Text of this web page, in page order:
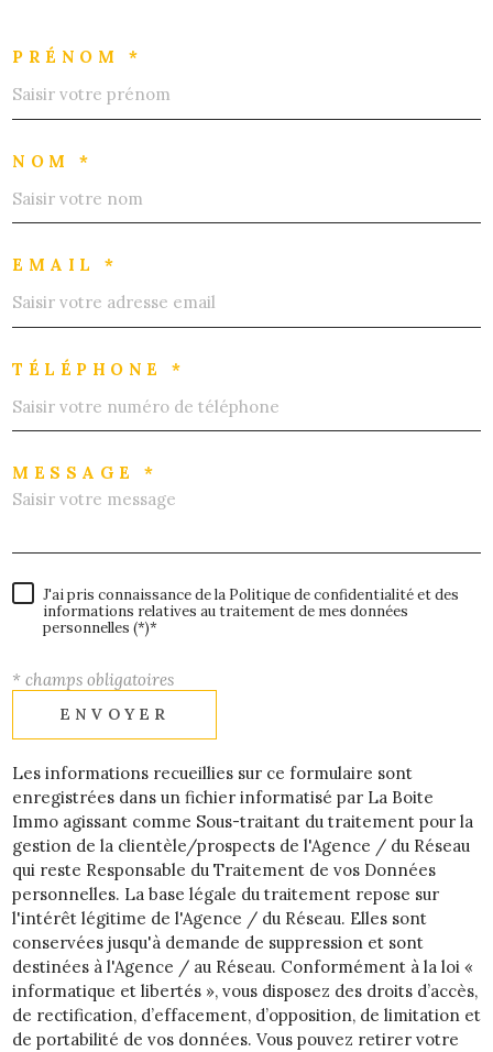
PRÉNOM *
NOM *
EMAIL *
TÉLÉPHONE *
MESSAGE *
J'ai pris connaissance de la Politique de confidentialité et des
informations relatives au traitement de mes données
personnelles (*)*
* champs obligatoires
ENVOYER
Les informations recueillies sur ce formulaire sont
enregistrées dans un fichier informatisé par La Boite
Immo agissant comme Sous-traitant du traitement pour la
gestion de la clientèle/prospects de l'Agence / du Réseau
qui reste Responsable du Traitement de vos Données
personnelles. La base légale du traitement repose sur
l'intérêt légitime de l'Agence / du Réseau. Elles sont
conservées jusqu'à demande de suppression et sont
destinées à l'Agence / au Réseau. Conformément à la loi «
informatique et libertés », vous disposez des droits d’accès,
de rectification, d’effacement, d’opposition, de limitation et
de portabilité de vos données. Vous pouvez retirer votre